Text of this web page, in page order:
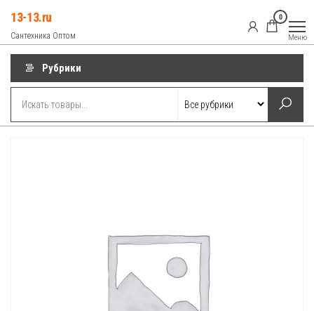
содержимому
13-13.ru
Сантехника Оптом
0
Меню
Рубрики